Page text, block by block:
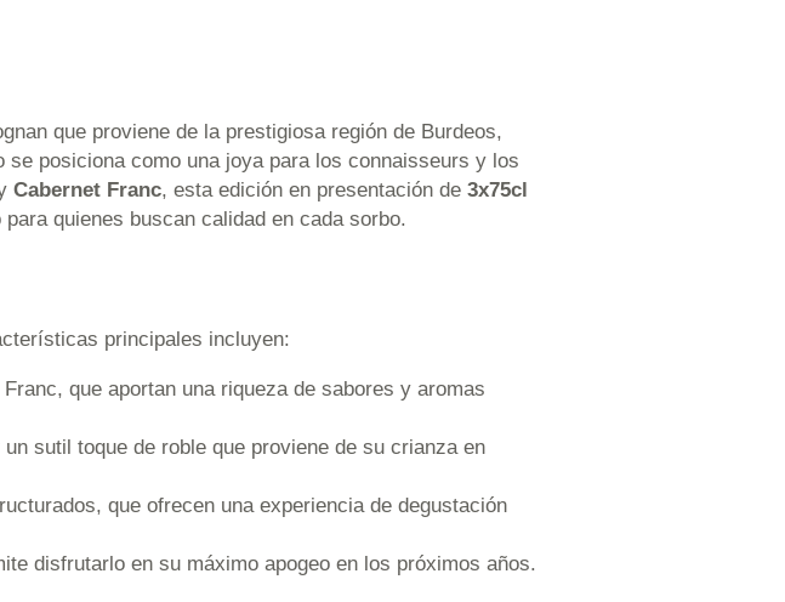
que proviene de la prestigiosa región de Burdeos,
se posiciona como una joya para los connaisseurs y los
Cabernet Franc, esta edición en presentación de 3x75cl
quienes buscan calidad en cada sorbo.
principales incluyen:
que aportan una riqueza de sabores y aromas
sutil toque de roble que proviene de su crianza en
que ofrecen una experiencia de degustación
disfrutarlo en su máximo apogeo en los próximos años.